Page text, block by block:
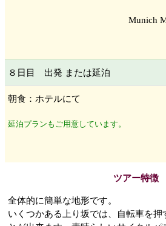
Munich
８日目 出発 または延泊
朝食：ホテルにて
延泊プランもご用意しています。
ツアー特徴
全体的に簡単な地形です。
いくつかある上り坂では、自転車を押